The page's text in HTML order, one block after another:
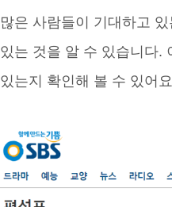
많은 사람들이 기대하고
있는 것을 알 수 있습니다.
있는지 확인해 볼 수 있어